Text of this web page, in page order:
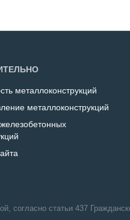
металлоконструкций
металлоконструкций
согласно статьи 437